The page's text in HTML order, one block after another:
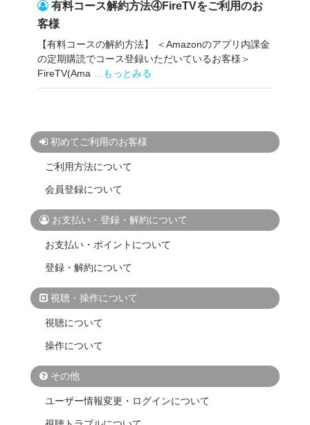
有料コース解約方法④FireTVをご利用のお
客様
【有料コースの解約方法】 ＜Amazonのアプリ内課金
の定期購読でコース登録いただいているお客様＞
FireTV(Ama
…もっとみる
初めてご利用のお客様
ご利用方法について
会員登録について
お支払い・登録・解約について
お支払い・ポイントについて
登録・解約について
視聴・操作について
視聴について
操作について
その他
ユーザー情報変更・ログインについて